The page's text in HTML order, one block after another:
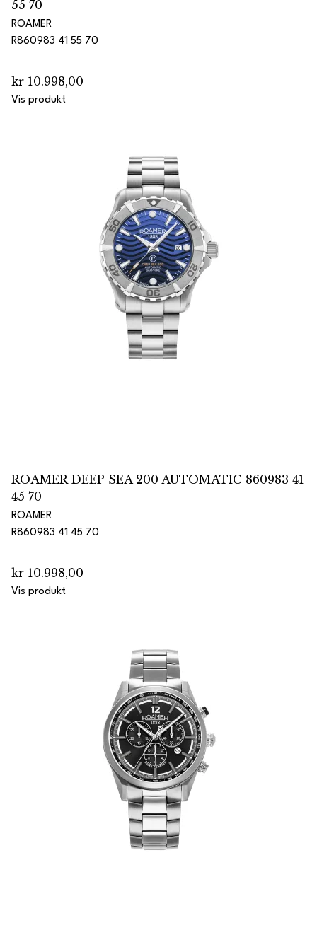
55 70
ROAMER
R860983 41 55 70
kr 10.998,00
Vis produkt
ROAMER DEEP SEA 200 AUTOMATIC 860983 41
45 70
ROAMER
R860983 41 45 70
kr 10.998,00
Vis produkt